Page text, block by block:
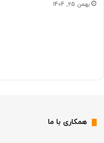
بهمن 25, 1404
همکاری با ما